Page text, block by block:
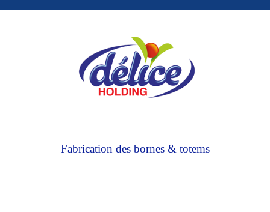
Fabrication des bornes & totems